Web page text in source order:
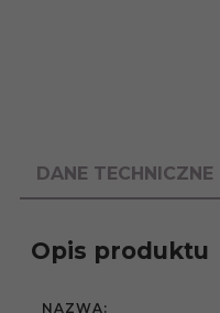
DANE TECHNICZNE
Opis produktu
NAZWA: